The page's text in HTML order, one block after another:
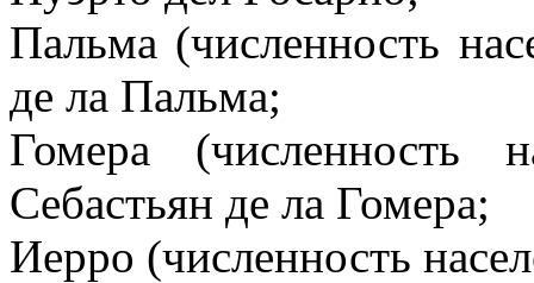
Пальма (численность
де ла Пальма;
Гомера
Себастьян де ла Гомера;
Иерро (численность